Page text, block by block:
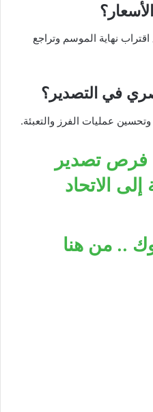
نهاية الموسم وتراجع
في التصدير؟
وتحسين عمليات الفرز والتعبئة.
فرص تصدير
الاتحاد
.. من هنا